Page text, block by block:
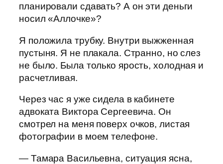
планировали сдавать? А он эти деньги
носил «Аллочке»?
Я положила трубку. Внутри выжженная
пустыня. Я не плакала. Странно, но слез
не было. Была только ярость, холодная и
расчетливая.
Через час я уже сидела в кабинете
адвоката Виктора Сергеевича. Он
смотрел на меня поверх очков, листая
фотографии в моем телефоне.
— Тамара Васильевна, ситуация ясна,